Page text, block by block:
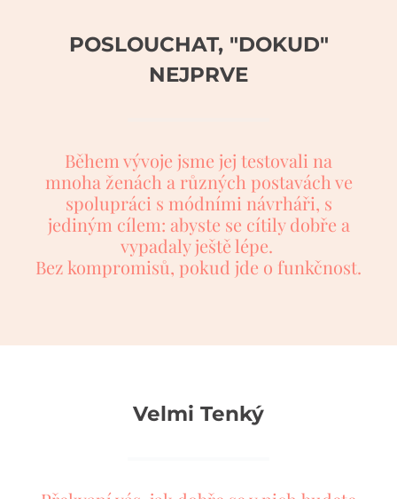
POSLOUCHAT, "DOKUD"
NEJPRVE
Během vývoje jsme jej testovali na
mnoha ženách a různých postavách ve
spolupráci s módními návrháři, s
jediným cílem: abyste se cítily dobře a
vypadaly ještě lépe.
Bez kompromisů, pokud jde o funkčnost.
Velmi Tenký